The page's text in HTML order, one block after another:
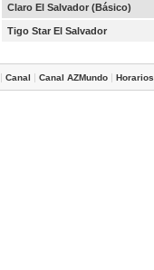
Claro El Salvador (Básico)
Tigo Star El Salvador
|Canal |Canal AZMundo |Horarios